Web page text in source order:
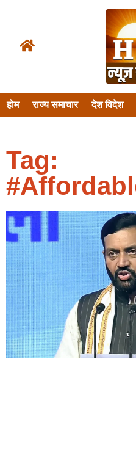
होम राज्य समाचार देश विदेश
Tag: